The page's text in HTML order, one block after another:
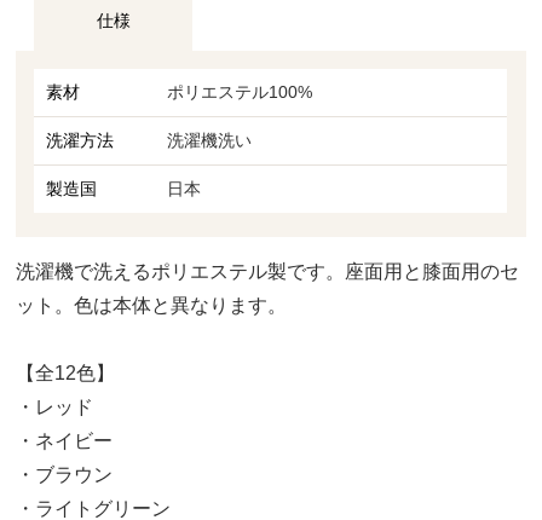
仕様
素材 ポリエステル100%
洗濯方法 洗濯機洗い
製造国 日本
洗濯機で洗えるポリエステル製です。座面用と膝面用のセ
ット。色は本体と異なります。
【全12色】
・レッド
・ネイビー
・ブラウン
・ライトグリーン